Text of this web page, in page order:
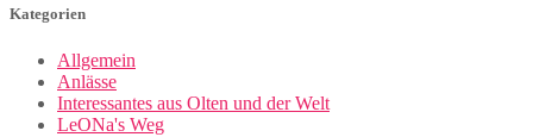
Kategorien
Allgemein
Anlässe
Interessantes aus Olten und der Welt
LeONa's Weg